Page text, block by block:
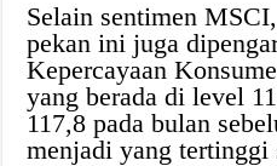
Selain sentimen
pekan ini juga
Kepercayaan
yang berada di level
117,8 pada bulan
menjadi yang